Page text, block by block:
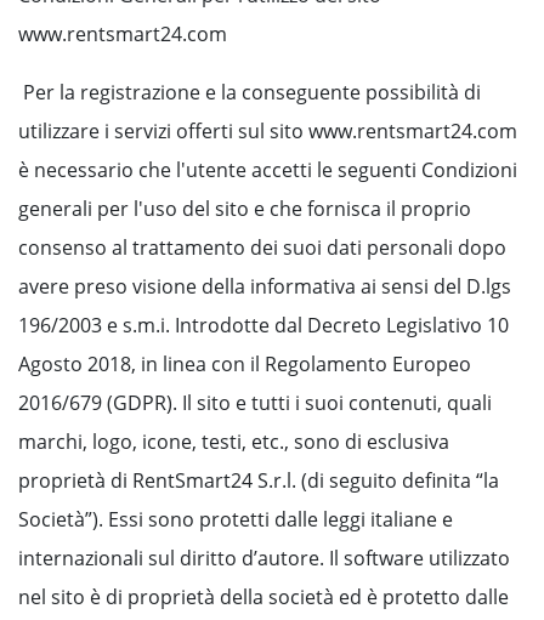
www.rentsmart24.com
Per la registrazione e la conseguente possibilità di
utilizzare i servizi offerti sul sito www.rentsmart24.com
è necessario che l'utente accetti le seguenti Condizioni
generali per l'uso del sito e che fornisca il proprio
consenso al trattamento dei suoi dati personali dopo
avere preso visione della informativa ai sensi del D.lgs
196/2003 e s.m.i. Introdotte dal Decreto Legislativo 10
Agosto 2018, in linea con il Regolamento Europeo
2016/679 (GDPR). Il sito e tutti i suoi contenuti, quali
marchi, logo, icone, testi, etc., sono di esclusiva
proprietà di RentSmart24 S.r.l. (di seguito definita “la
Società”). Essi sono protetti dalle leggi italiane e
internazionali sul diritto d’autore. Il software utilizzato
nel sito è di proprietà della società ed è protetto dalle